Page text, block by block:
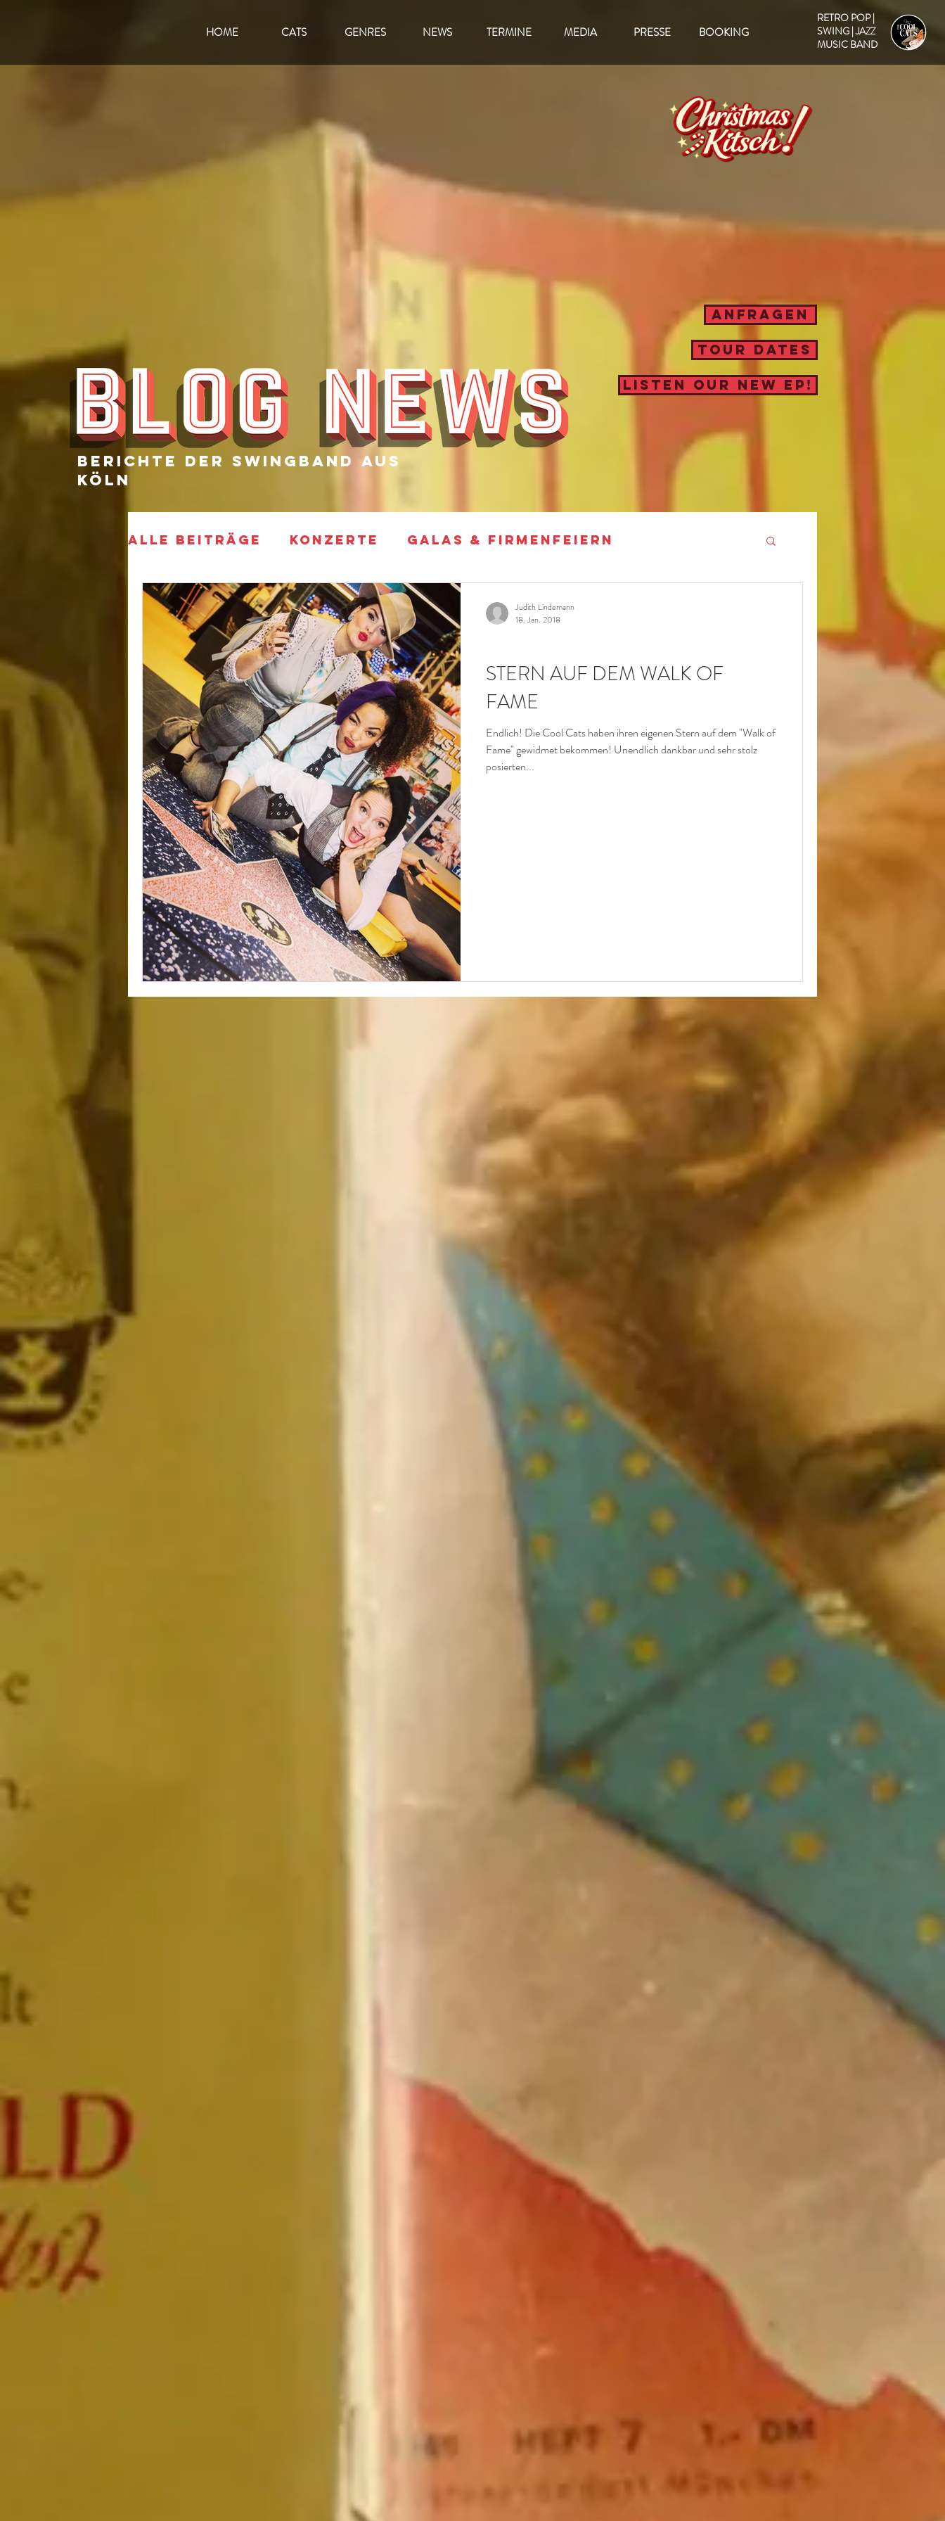
HOME CATS GENRES NEWS TERMINE MEDIA PRESSE BOOKING
RETRO POP |
SWING | JAZZ
MUSIC BAND
ANFRAGEN
TOUR DATES
LISTEN OUR NEW EP!
Berichte Der SWingband aus
Köln
Alle Beiträge KONZERTE GALAS & FIRMENFEIERN
ELECTRIFIED PARTY FOTO SHOOTINGS & VIDEO DREHS
CHRISTMAS NEUE SWING MUSIK im Retro Pop Stil
CATS KÜNSTLICHE INTELLIGENZ (KI)
STERN AUF DEM WALK OF
FAME
Endlich! Die Cool Cats haben ihren eigenen Stern auf dem "Walk of
Fame" gewidmet bekommen! Unendlich dankbar und sehr stolz
posierten...
Judith Lindemann
18. Jan. 2018